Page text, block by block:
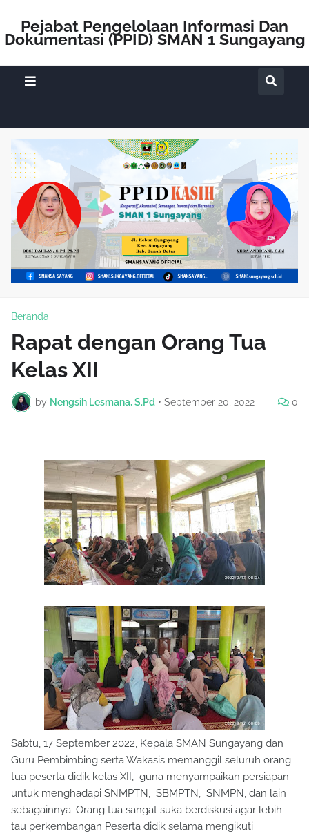
Pejabat Pengelolaan Informasi Dan
Dokumentasi (PPID) SMAN 1 Sungayang
Beranda
Rapat dengan Orang Tua
Kelas XII
by Nengsih Lesmana, S.Pd • September 20, 2022 0
Sabtu, 17 September 2022, Kepala SMAN Sungayang dan
Guru Pembimbing serta Wakasis memanggil seluruh orang
tua peserta didik kelas XII, guna menyampaikan persiapan
untuk menghadapi SNMPTN, SBMPTN, SNMPN, dan lain
sebagainnya. Orang tua sangat suka berdiskusi agar lebih
tau perkembangan Peserta didik selama mengikuti